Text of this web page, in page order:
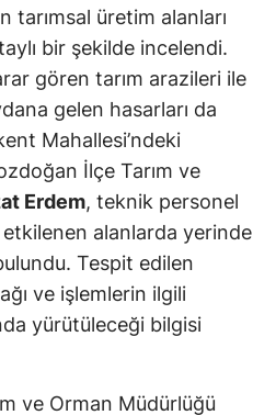
tarımsal üretim alanları
bir şekilde incelendi.
gören tarım arazileri ile
gelen hasarları da
Mahallesi’ndeki
İlçe Tarım ve
Erdem, teknik personel
alanlarda yerinde
Tespit edilen
ve işlemlerin ilgili
yürütüleceği bilgisi
ve Orman Müdürlüğü